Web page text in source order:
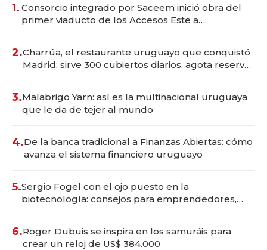
1. Consorcio integrado por Saceem inició obra del
primer viaducto de los Accesos Este a
2.Charrúa, el restaurante uruguayo que conquistó
Madrid: sirve 300 cubiertos diarios, agota reservas
3.Malabrigo Yarn: así es la multinacional uruguaya
que le da de tejer al mundo
4.De la banca tradicional a Finanzas Abiertas: cómo
avanza el sistema financiero uruguayo
5.Sergio Fogel con el ojo puesto en la
biotecnología: consejos para emprendedores,
6.Roger Dubuis se inspira en los samuráis para
crear un reloj de US$ 384.000